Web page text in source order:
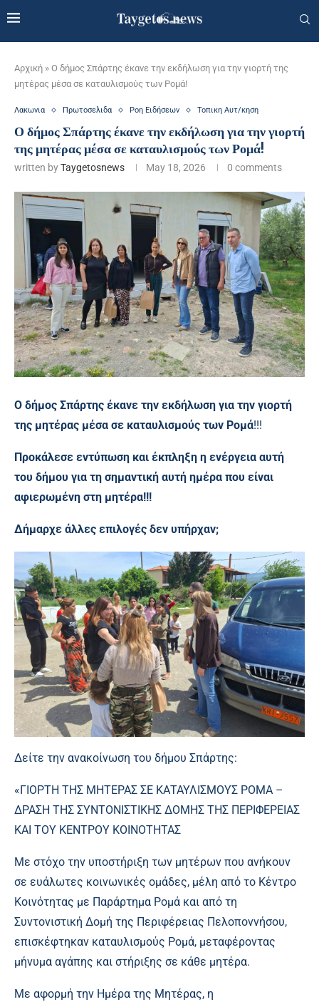
Αρχική » Ο δήμος Σπάρτης έκανε την εκδήλωση για την γιορτή της
μητέρας μέσα σε καταυλισμούς των Ρομά!
Λακωνια Πρωτοσελιδα Ροη Ειδήσεων Τοπικη Αυτ/κηση
Ο δήμος Σπάρτης έκανε την εκδήλωση για την γιορτή
της μητέρας μέσα σε καταυλισμούς των Ρομά!
written byTaygetosnews May 18, 2026 0 comments
Ο δήμος Σπάρτης έκανε την εκδήλωση για την γιορτή
της μητέρας μέσα σε καταυλισμούς των Ρομά!!!
Προκάλεσε εντύπωση και έκπληξη η ενέργεια αυτή
του δήμου για τη σημαντική αυτή ημέρα που είναι
αφιερωμένη στη μητέρα!!!
Δήμαρχε άλλες επιλογές δεν υπήρχαν;
Δείτε την ανακοίνωση του δήμου Σπάρτης:
«ΓΙΟΡΤΗ ΤΗΣ ΜΗΤΕΡΑΣ ΣΕ ΚΑΤΑΥΛΙΣΜΟΥΣ ΡΟΜΑ –
ΔΡΑΣΗ ΤΗΣ ΣΥΝΤΟΝΙΣΤΙΚΗΣ ΔΟΜΗΣ ΤΗΣ ΠΕΡΙΦΕΡΕΙΑΣ
ΚΑΙ ΤΟΥ ΚΕΝΤΡΟΥ ΚΟΙΝΟΤΗΤΑΣ
Με στόχο την υποστήριξη των μητέρων που ανήκουν
σε ευάλωτες κοινωνικές ομάδες, μέλη από το Κέντρο
Κοινότητας με Παράρτημα Ρομά και από τη
Συντονιστική Δομή της Περιφέρειας Πελοποννήσου,
επισκέφτηκαν καταυλισμούς Ρομά, μεταφέροντας
μήνυμα αγάπης και στήριξης σε κάθε μητέρα.
Με αφορμή την Ημέρα της Μητέρας, η